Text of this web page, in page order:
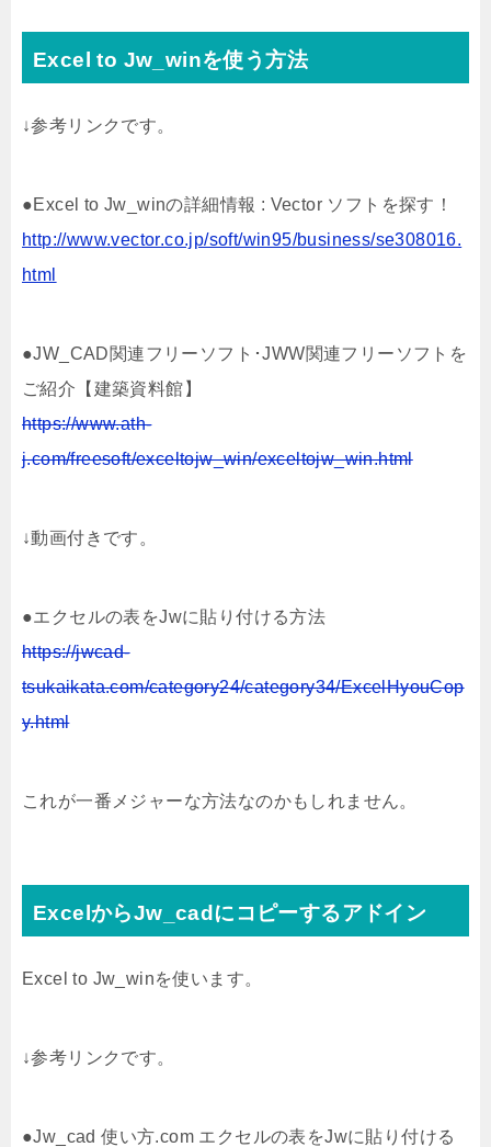
Excel to Jw_winを使う方法
↓参考リンクです。
●Excel to Jw_winの詳細情報 : Vector ソフトを探す！
http://www.vector.co.jp/soft/win95/business/se308016.
html
●JW_CAD関連フリーソフト･JWW関連フリーソフトを
ご紹介【建築資料館】
https://www.ath-
j.com/freesoft/exceltojw_win/exceltojw_win.html
↓動画付きです。
●エクセルの表をJwに貼り付ける方法
https://jwcad-
tsukaikata.com/category24/category34/ExcelHyouCop
y.html
これが一番メジャーな方法なのかもしれません。
ExcelからJw_cadにコピーするアドイン
Excel to Jw_winを使います。
↓参考リンクです。
●Jw_cad 使い方.com エクセルの表をJwに貼り付ける